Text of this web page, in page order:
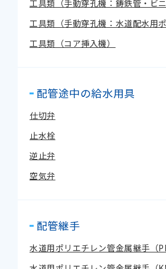
工具類（手動穿孔機：鋳鉄管・ビニ
工具類（手動穿孔機：水道配水用
工具類（コア挿入機）
配管途中の給水用具
仕切弁
止水栓
逆止弁
空気弁
配管継手
水道用ポリエチレン管金属継手（